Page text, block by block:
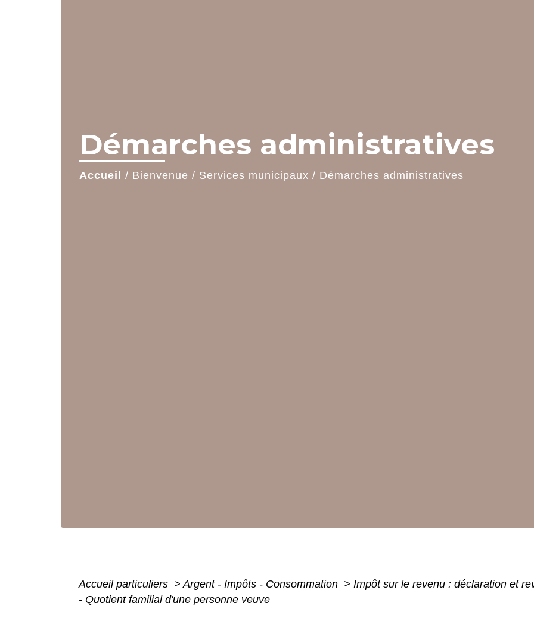
Démarches administratives
Accueil / Bienvenue / Services municipaux / Démarches administratives
Accueil particuliers > Argent - Impôts - Consommation > Impôt sur le revenu : déclaration et
- Quotient familial d'une personne veuve